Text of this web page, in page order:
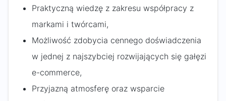
Praktyczną wiedzę z zakresu współpracy z
markami i twórcami,
Możliwość zdobycia cennego doświadczenia
w jednej z najszybciej rozwijających się gałęzi
e-commerce,
Przyjazną atmosferę oraz wsparcie